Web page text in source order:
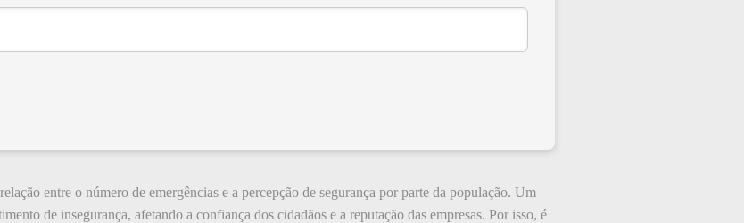
entre o número de emergências e a percepção de segurança por parte da população. Um
de insegurança, afetando a confiança dos cidadãos e a reputação das empresas. Por isso, é